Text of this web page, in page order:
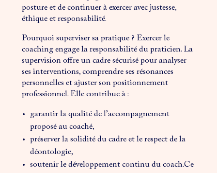
posture et de continuer à exercer avec justesse,
éthique et responsabilité.
Pourquoi superviser sa pratique ? Exercer le
coaching engage la responsabilité du praticien. La
supervision offre un cadre sécurisé pour analyser
ses interventions, comprendre ses résonances
personnelles et ajuster son positionnement
professionnel. Elle contribue à :
garantir la qualité de l’accompagnement
proposé au coaché,
préserver la solidité du cadre et le respect de la
déontologie,
soutenir le développement continu du coach.Ce